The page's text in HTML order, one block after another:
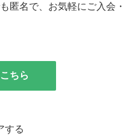
匿名で、お気軽にご入会・
ちら
する